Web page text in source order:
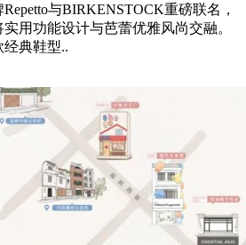
与BIRKENSTOCK重磅联名，
用功能设计与芭蕾优雅风尚交融。
典鞋型..